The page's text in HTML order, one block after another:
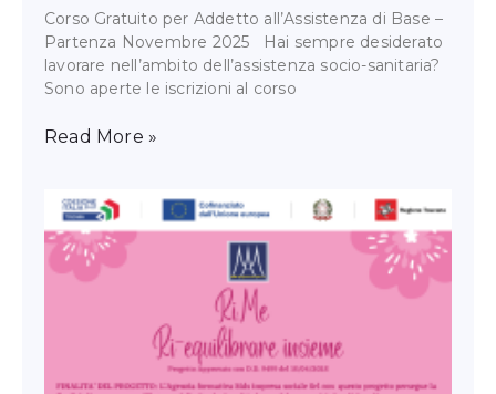
Corso Gratuito per Addetto all’Assistenza di Base –
Partenza Novembre 2025 Hai sempre desiderato
lavorare nell’ambito dell’assistenza socio-sanitaria?
Sono aperte le iscrizioni al corso
Read More »